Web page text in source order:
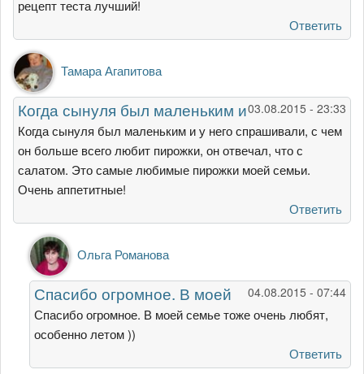
рецепт теста лучший!
Ответить
Тамара Агапитова
03.08.2015 - 23:33
Когда сынуля был маленьким и
Когда сынуля был маленьким и у него спрашивали, с чем
он больше всего любит пирожки, он отвечал, что с
салатом. Это самые любимые пирожки моей семьи.
Очень аппетитные!
Ответить
Ответ
на
Когда
сынуля
был
маленьким
от
Ольга Романова
04.08.2015 - 07:44
Спасибо огромное. В моей
Спасибо огромное. В моей семье тоже очень любят,
особенно летом ))
Ответить